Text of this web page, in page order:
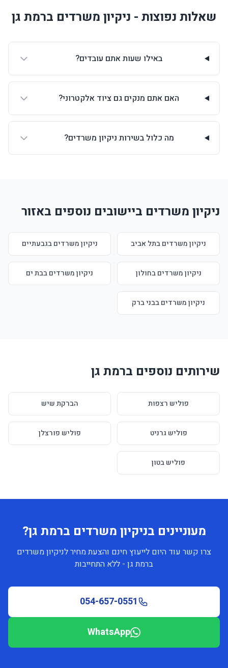
שאלות נפוצות - ניקיון משרדים ברמת גן
באילו שעות אתם עובדים?
האם אתם מנקים גם ציוד אלקטרוני?
מה כלול בשירות ניקיון משרדים?
ניקיון משרדים ביישובים נוספים באזור
ניקיון משרדים בתל אביב ניקיון משרדים בגבעתיים
ניקיון משרדים בחולון ניקיון משרדים בבת ים
ניקיון משרדים בבני ברק
שירותים נוספים ברמת גן
פוליש רצפות הברקת שיש
פוליש גרניט פוליש פורצלן
פוליש בטון
מעוניינים בניקיון משרדים ברמת גן?
צרו קשר עוד היום לייעוץ חינם והצעת מחיר לניקיון משרדים
ברמת גן - ללא התחייבות
054-657-0551
WhatsApp